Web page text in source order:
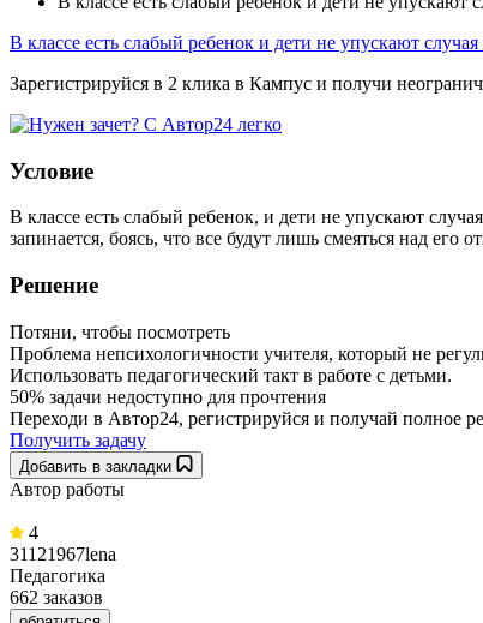
В классе есть слабый ребенок и дети не упускают
Зарегистрируйся в 2 клика в Кампус и получи
Условие
В классе есть слабый ребенок, и дети не упускают
запинается, боясь, что все будут лишь смеяться над его
Решение
Потяни, чтобы посмотреть
Проблема непсихологичности учителя, который не
Использовать педагогический такт в работе с детьми.
50% задачи недоступно для прочтения
Переходи в Автор24, регистрируйся и получай полное
Получить задачу
Добавить в закладки
Автор работы
4
31121967lena
Педагогика
662 заказов